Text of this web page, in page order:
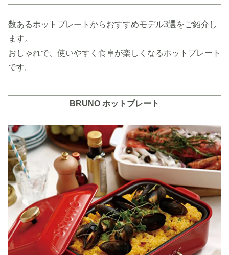
数あるホットプレートからおすすめモデル3選をご紹介し
ます。
おしゃれで、使いやすく食卓が楽しくなるホットプレート
です。
BRUNO ホットプレート